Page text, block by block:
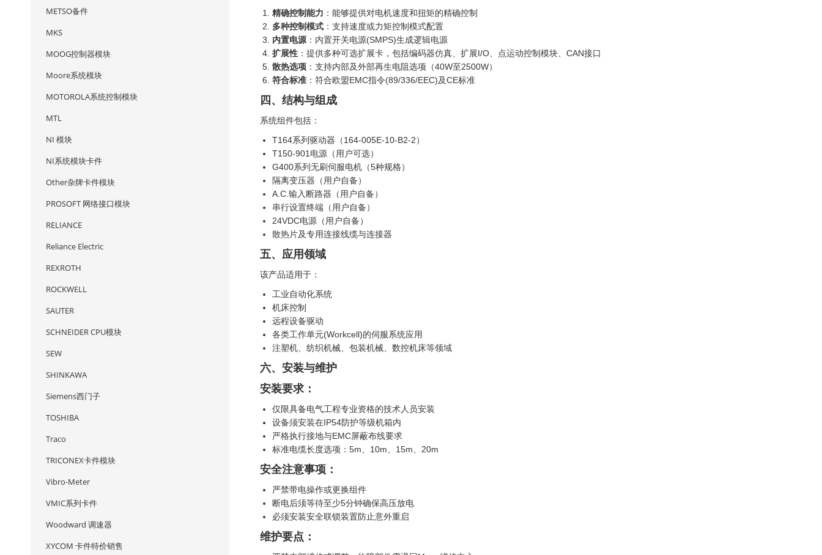
精确控制能力 ：能够提供对电机速度和扭矩的精确控制
多种控制模式 ：支持速度或力矩控制模式配置
内置电源 ：内置开关电源(SMPS)生成逻辑电源
扩展性 ：提供多种可选扩展卡，包括编码器仿真、扩展I/O、点运动控制模块、CAN接口
散热选项 ：支持内部及外部再生电阻选项（40W至2500W）
符合标准 ：符合欧盟EMC指令(89/336/EEC)及CE标准
四、结构与组成
系统组件包括：
T164系列驱动器（164-005E-10-B2-2）
T150-901电源（用户可选）
G400系列无刷伺服电机（5种规格）
隔离变压器（用户自备）
A.C.输入断路器（用户自备）
串行设置终端（用户自备）
24VDC电源（用户自备）
散热片及专用连接线缆与连接器
五、应用领域
该产品适用于：
工业自动化系统
机床控制
远程设备驱动
各类工作单元(Workcell)的伺服系统应用
注塑机、纺织机械、包装机械、数控机床等领域
六、安装与维护
安装要求：
仅限具备电气工程专业资格的技术人员安装
设备须安装在IP54防护等级机箱内
严格执行接地与EMC屏蔽布线要求
标准电缆长度选项：5m、10m、15m、20m
安全注意事项：
严禁带电操作或更换组件
断电后须等待至少5分钟确保高压放电
必须安装安全联锁装置防止意外重启
维护要点：
METSO备件
MKS
MOOG控制器模块
Moore系统模块
MOTOROLA系统控制模块
MTL
NI 模块
NI系统模块卡件
Other杂牌卡件模块
PROSOFT 网络接口模块
RELIANCE
Reliance Electric
REXROTH
ROCKWELL
SAUTER
SCHNEIDER CPU模块
SEW
SHINKAWA
Siemens西门子
TOSHIBA
Traco
TRICONEX卡件模块
Vibro-Meter
VMIC系列卡件
Woodward 调速器
XYCOM 卡件特价销售